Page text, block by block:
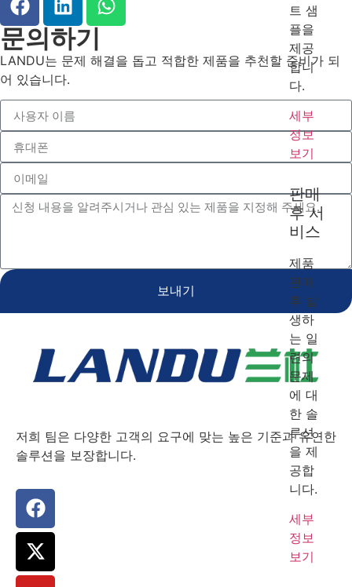
트 샘
플을
제공
합니
다.
세부
정보
보기
판매
후 서
비스
제품
판매
후 발
생하
는 일
련의
문제
에 대
한 솔
루션
을 제
공합
니다.
세부
정보
보기
문의하기
LANDU는 문제 해결을 돕고 적합한 제품을 추천할 준비가 되
어 있습니다.
보내기
저희 팀은 다양한 고객의 요구에 맞는 높은 기준과 유연한
솔루션을 보장합니다.